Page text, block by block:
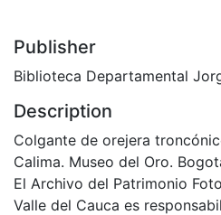
Publisher
Biblioteca Departamental
Description
Colgante de orejera
Calima. Museo del Oro.
El Archivo del Patrimonio
Valle del Cauca es